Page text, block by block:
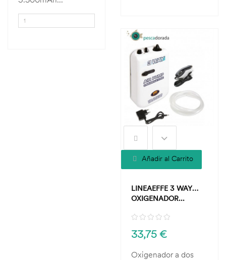
Añadir al Carrito
LINEAEFFE 3 WAY
OXIGENADOR...
33,75 €
Oxigenador a dos